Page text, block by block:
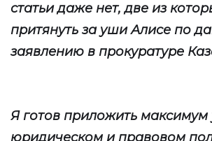
статьи даже нет, две из
притянуть за уши Алисе по
заявлению в прокуратуре
Я готов приложить максимум
юридическом и правовом